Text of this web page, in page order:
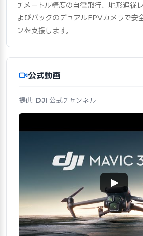
チメートル精度の自律飛行、地形追従
よびバックのデュアルFPVカメラで安
ンを支援します。
公式動画
提供: DJI 公式チャンネル